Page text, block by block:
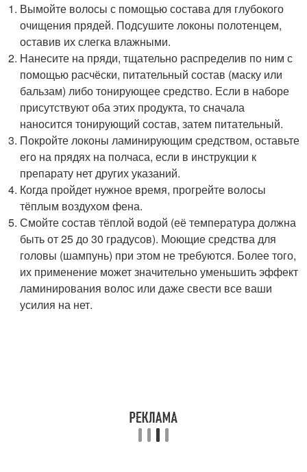
Вымойте волосы с помощью состава для глубокого
очищения прядей. Подсушите локоны полотенцем,
оставив их слегка влажными.
Нанесите на пряди, тщательно распределив по ним с
помощью расчёски, питательный состав (маску или
бальзам) либо тонирующее средство. Если в наборе
присутствуют оба этих продукта, то сначала
наносится тонирующий состав, затем питательный.
Покройте локоны ламинирующим средством, оставьте
его на прядях на полчаса, если в инструкции к
препарату нет других указаний.
Когда пройдет нужное время, прогрейте волосы
тёплым воздухом фена.
Смойте состав тёплой водой (её температура должна
быть от 25 до 30 градусов). Моющие средства для
головы (шампунь) при этом не требуются. Более того,
их применение может значительно уменьшить эффект
ламинирования волос или даже свести все ваши
усилия на нет.